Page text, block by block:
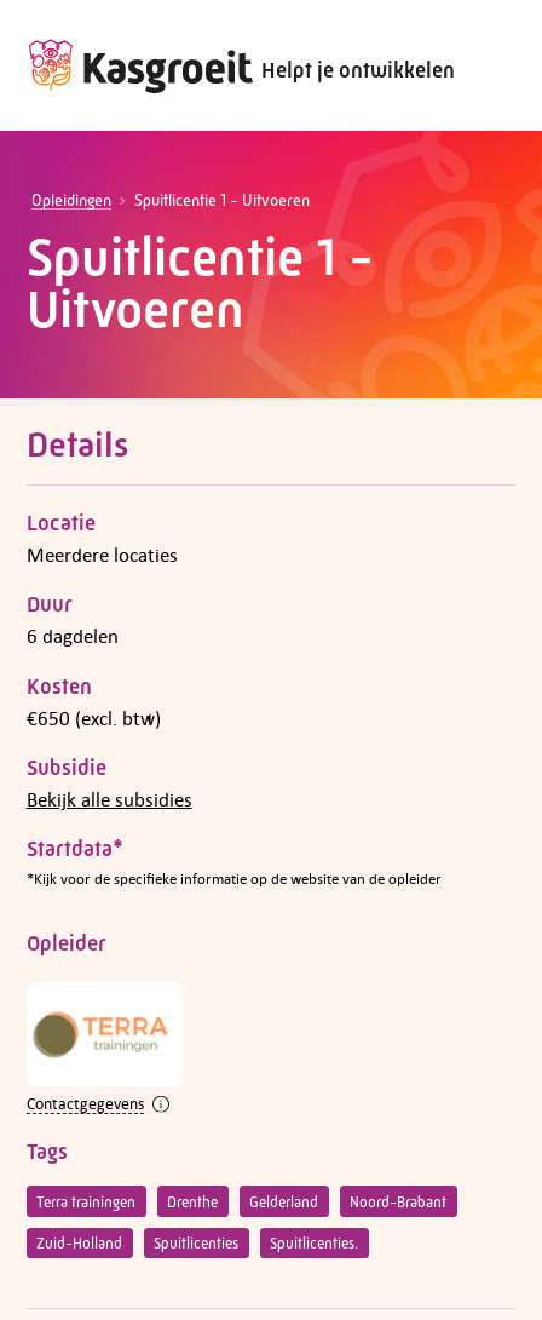
Helpt je ontwikkelen
Opleidingen Spuitlicentie 1 - Uitvoeren
Spuitlicentie 1 -
Uitvoeren
Details
Locatie
Meerdere locaties
Duur
6 dagdelen
Kosten
€650 (excl. btw)
Subsidie
Bekijk alle subsidies
Startdata*
*Kijk voor de specifieke informatie op de website van de opleider
Opleider
Contactgegevens
Tags
Terra trainingen Drenthe Gelderland Noord-Brabant
Zuid-Holland Spuitlicenties Spuitlicenties.